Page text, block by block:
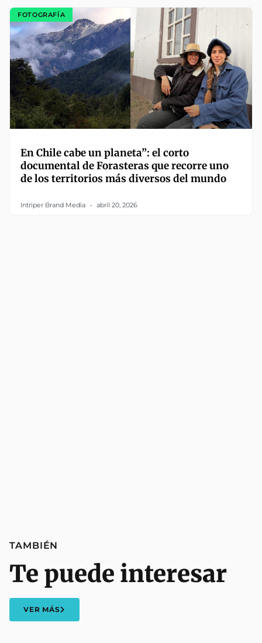
FOTOGRAFÍA
En Chile cabe un planeta”: el corto
documental de Forasteras que recorre uno
de los territorios más diversos del mundo
Intriper Brand Media abril 20, 2026
TAMBIÉN
Te puede interesar
VER MÁS